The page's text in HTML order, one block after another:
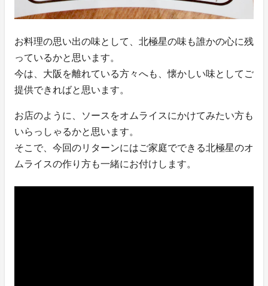
お料理の思い出の味として、北極星の味も誰かの心に残
っているかと思います。
今は、大阪を離れている方々へも、懐かしい味としてご
提供できればと思います。
お店のように、ソースをオムライスにかけてみたい方も
いらっしゃるかと思います。
そこで、今回のリターンにはご家庭でできる北極星のオ
ムライスの作り方も一緒にお付けします。